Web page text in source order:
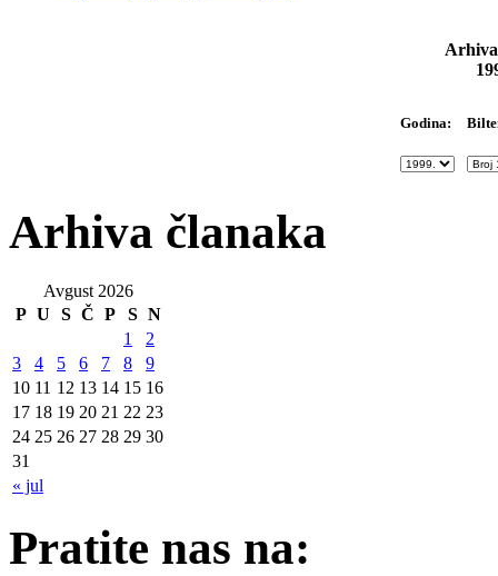
Godina:
Arhiva članaka
Avgust 2026
P U S Č P S N
« jul
1
2
3
4 5 6 7 8
9
10 11 12 13 14 15 16
17 18 19 20 21 22 23
24 25 26 27 28 29 30
31
Pratite nas na: